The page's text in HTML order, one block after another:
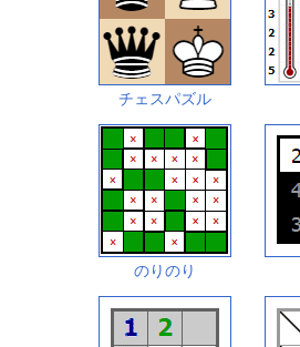
チェスパズル
のりのり